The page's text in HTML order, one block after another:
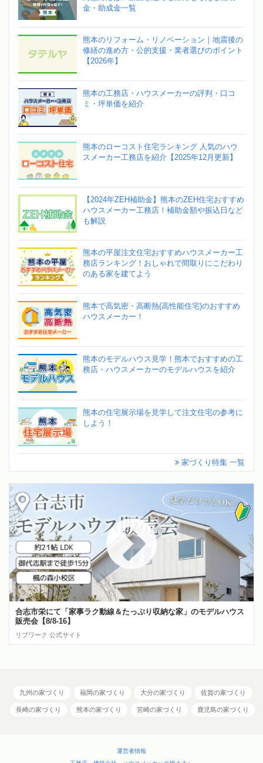
金・助成金一覧
熊本のリフォーム・リノベーション｜地震後の
修繕の進め方・公的支援・業者選びのポイント
【2026年】
熊本の工務店・ハウスメーカーの評判・口コ
ミ・坪単価を紹介
熊本のローコスト住宅ランキング 人気のハウ
スメーカー工務店を紹介【2025年12月更新】
【2024年ZEH補助金】熊本のZEH住宅おすすめ
ハウスメーカー工務店！補助金額や振込日など
も解説
熊本の平屋注文住宅おすすめハウスメーカー工
務店ランキング！おしゃれで間取りにこだわり
のある家を建てよう
熊本で高気密・高断熱(高性能住宅)のおすすめ
ハウスメーカー！
熊本のモデルハウス見学！熊本でおすすめの工
務店・ハウスメーカーのモデルハウスを紹介
熊本の住宅展示場を見学して注文住宅の参考に
しよう！
家づくり特集 一覧
合志市栄にて「家事ラク動線＆たっぷり収納な家」のモデルハウス
販売会【8/8-16】
リブワーク 公式サイト
九州の家づくり 福岡の家づくり 大分の家づくり 佐賀の家づくり
長崎の家づくり 熊本の家づくり 宮崎の家づくり 鹿児島の家づくり
運営者情報